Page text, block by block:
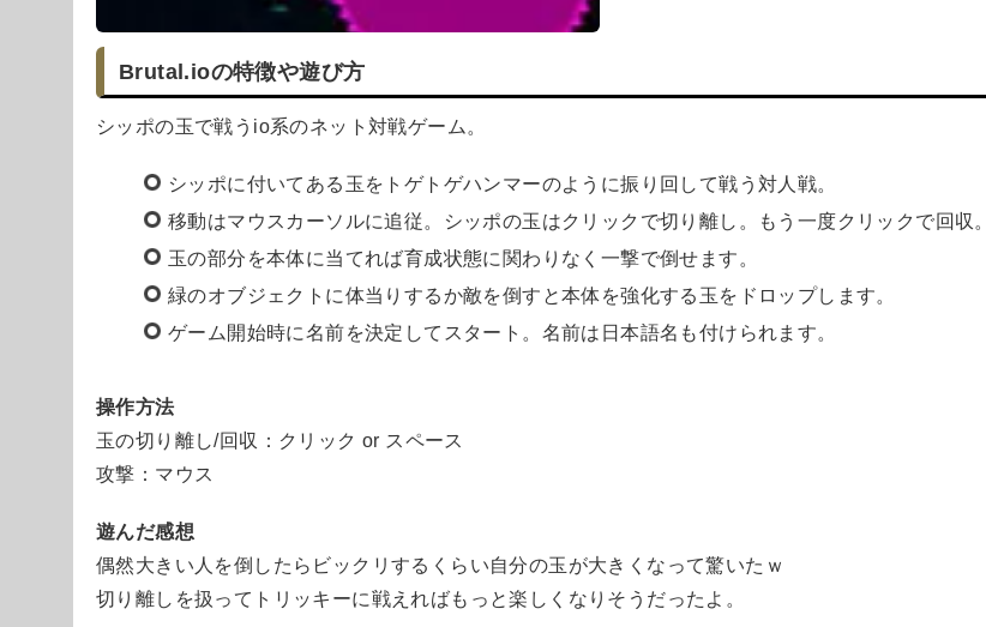
Brutal.ioの特徴や遊び方
シッポの玉で戦うio系のネット対戦ゲーム。
シッポに付いてある玉をトゲトゲハンマーのように振り回して戦う対人戦。
移動はマウスカーソルに追従。シッポの玉はクリックで切り離し。もう一度クリックで回収。
玉の部分を本体に当てれば育成状態に関わりなく一撃で倒せます。
緑のオブジェクトに体当りするか敵を倒すと本体を強化する玉をドロップします。
ゲーム開始時に名前を決定してスタート。名前は日本語名も付けられます。
操作方法
玉の切り離し/回収：クリック or スペース
攻撃：マウス
遊んだ感想
偶然大きい人を倒したらビックリするくらい自分の玉が大きくなって驚いたｗ
切り離しを扱ってトリッキーに戦えればもっと楽しくなりそうだったよ。